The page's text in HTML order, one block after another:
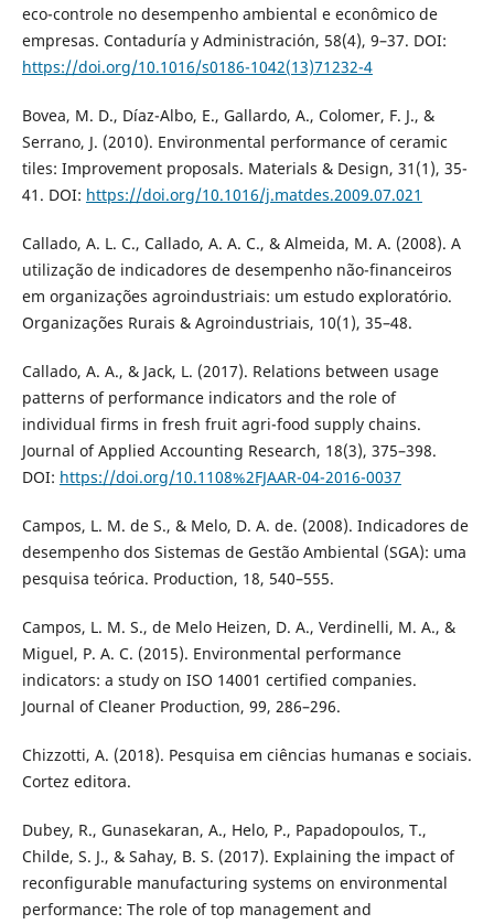
eco-controle no desempenho ambiental e econômico de
empresas. Contaduría y Administración, 58(4), 9–37. DOI:
https://doi.org/10.1016/s0186-1042(13)71232-4
Bovea, M. D., Díaz-Albo, E., Gallardo, A., Colomer, F. J., &
Serrano, J. (2010). Environmental performance of ceramic
tiles: Improvement proposals. Materials & Design, 31(1), 35-
41. DOI: https://doi.org/10.1016/j.matdes.2009.07.021
Callado, A. L. C., Callado, A. A. C., & Almeida, M. A. (2008). A
utilização de indicadores de desempenho não-financeiros
em organizações agroindustriais: um estudo exploratório.
Organizações Rurais & Agroindustriais, 10(1), 35–48.
Callado, A. A., & Jack, L. (2017). Relations between usage
patterns of performance indicators and the role of
individual firms in fresh fruit agri-food supply chains.
Journal of Applied Accounting Research, 18(3), 375–398.
DOI: https://doi.org/10.1108%2FJAAR-04-2016-0037
Campos, L. M. de S., & Melo, D. A. de. (2008). Indicadores de
desempenho dos Sistemas de Gestão Ambiental (SGA): uma
pesquisa teórica. Production, 18, 540–555.
Campos, L. M. S., de Melo Heizen, D. A., Verdinelli, M. A., &
Miguel, P. A. C. (2015). Environmental performance
indicators: a study on ISO 14001 certified companies.
Journal of Cleaner Production, 99, 286–296.
Chizzotti, A. (2018). Pesquisa em ciências humanas e sociais.
Cortez editora.
Dubey, R., Gunasekaran, A., Helo, P., Papadopoulos, T.,
Childe, S. J., & Sahay, B. S. (2017). Explaining the impact of
reconfigurable manufacturing systems on environmental
performance: The role of top management and